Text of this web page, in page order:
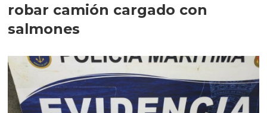
robar camión cargado con
salmones